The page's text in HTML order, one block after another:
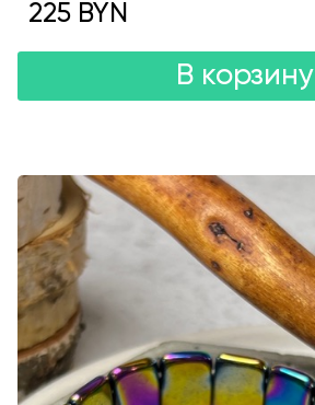
225 BYN
В корзину